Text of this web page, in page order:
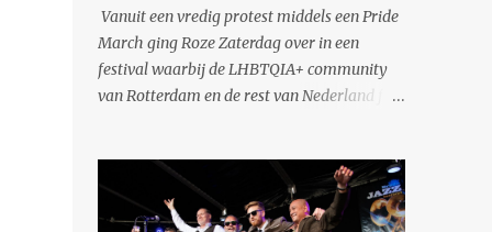
Vanuit een vredig protest middels een Pride
March ging Roze Zaterdag over in een
festival waarbij de LHBTQIA+ community
van Rotterdam en de rest van Nederland fijn
en S10 traden op. Ook een zeer speciaal
optreden van Jaïr, de zoon van Glen Faria,
waarbij uiteraard papa ook samen met